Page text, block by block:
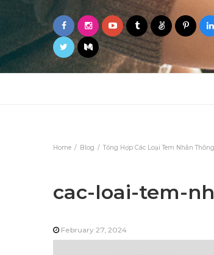
Home Blog Tổng Hợp Các Loại Tem Nhãn
cac-loai-tem-
February 27, 2024